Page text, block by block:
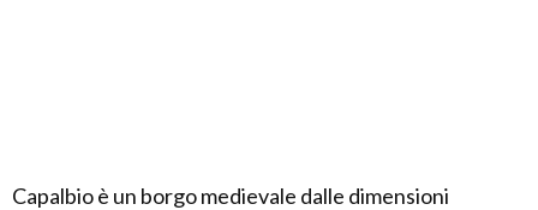
Capalbio è un borgo medievale dalle dimensioni